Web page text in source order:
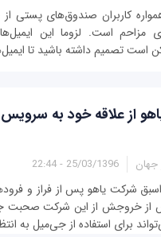
کاربران صندوق‌های پستی
مزاحم است. لزوما این
است تصمیم داشته باشید تا
از علاقه خود به
جهان 25/03/1396 - 22:44
اسبق شرکت یاهو پس از فراز و
از خروجش از این شرکت صحبت
برای استفاده از جی‌میل به